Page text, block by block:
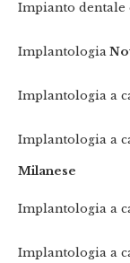
Impianto dentale
Implantologia
Implantologia a
Implantologia a
Milanese
Implantologia a
Implantologia a